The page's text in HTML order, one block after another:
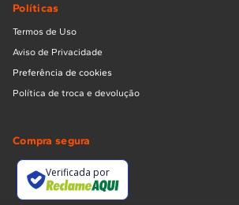
Políticas
Termos de Uso
Aviso de Privacidade
Preferência de cookies
Política de troca e devolução
Compra segura
Verificada por